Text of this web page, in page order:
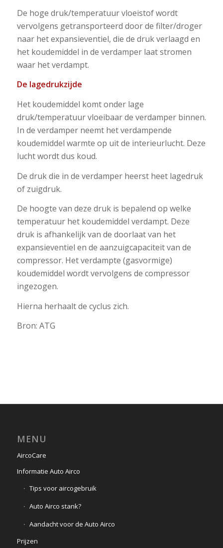
De hoge druk/temperatuur vloeistof wordt
vervolgens getransporteerd door de filter/droger
naar het expansieventiel, die de druk verlaagd en
het koudemiddel in de verdamper laat stromen
waar het verdampt.
De lagedrukzijde
Het koudemiddel komt onder lage
druk/temperatuur vloeibaar de verdamper binnen.
In de verdamper neemt het verdampende
koudemiddel warmte op uit de interieurlucht. Deze
lucht wordt dus koud.
De druk die in de verdamper heerst heet lagedruk
of zuigdruk.
De hoogte van deze druk is bepalend op welke
temperatuur het koudemiddel verdampt. Deze
druk is afhankelijk van de doorlaat van het
expansieventiel en de aanzuigcapaciteit van de
compressor. Het verdampte (gasvormige)
koudemiddel wordt vervolgens de compressor
ingezogen.
Hierna herhaalt de cyclus zich.
Bron: ATG
MENU
AircoCare
Informatie Auto Airco
Tips voor aircogebruik
Auto Airco stank?
Aandacht voor de Auto Airco
Prijzen